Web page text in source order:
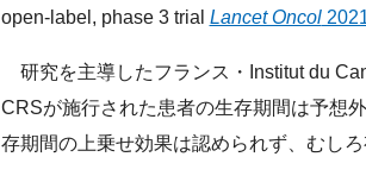
open-label, phase 3 trial Lancet Oncol
研究を主導したフランス・Institut du
CRSが施行された患者の生存期間は予想
存期間の上乗せ効果は認められず、むし